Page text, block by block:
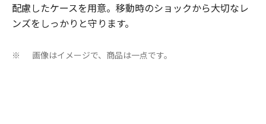
配慮したケースを用意。移動時のショックから大切なレ
ンズをしっかりと守ります。
※ 画像はイメージで、商品は一点です。